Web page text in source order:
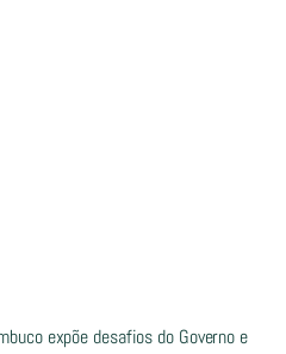
expõe desafios do Governo e